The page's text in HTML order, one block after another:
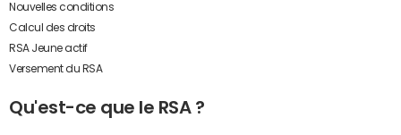
Nouvelles conditions
Calcul des droits
RSA Jeune actif
Versement du RSA
Qu'est-ce que le RSA ?